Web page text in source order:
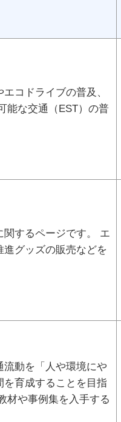
コドライブの普及、
能な交通（EST）の普
するページです。 エ
グッズの販売などを
動を「人や環境にや
育成することを目指
材や事例集を入手する